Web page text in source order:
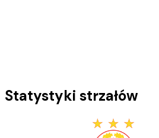
Statystyki strzałów